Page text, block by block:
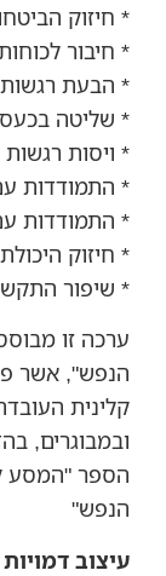
* חיזוק
* חיבור
* הבעת
* שליטה
* ויסות רגשות
* התמודדות
* התמודדות
* חיזוק
* שיפור
ערכה זו
הנפש", אשר
קלינית
ובמבוגרים,
הספר "המסע
הנפש"
עיצוב דמויות